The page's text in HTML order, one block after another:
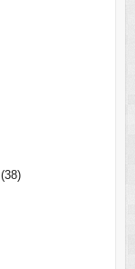
(38)